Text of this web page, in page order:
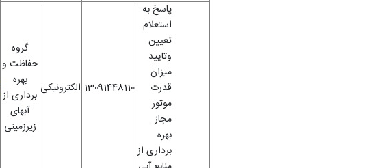
گروه
حفاظت و
بهره
برداری از
آبهای
زیرزمینی
الکترونیکی 13091448110
پاسخ به
استعلام
تعیین
وتایید
میزان
قدرت
موتور
مجاز
بهره
برداری از